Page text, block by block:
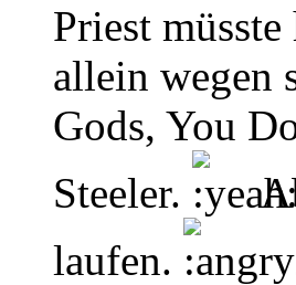
Priest
allein wegen
Gods, You
Steeler.
laufen.